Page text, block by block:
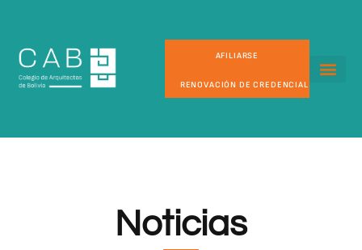
AFILIARSE
RENOVACIÓN DE CREDENCIAL
Noticias